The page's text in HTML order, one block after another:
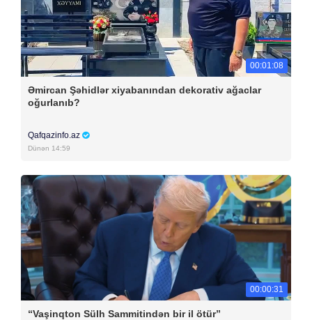
00:01:08
Əmircan Şəhidlər xiyabanından dekorativ ağaclar
oğurlanıb?
Qafqazinfo.az
Dünən 14:59
00:00:31
“Vaşinqton Sülh Sammitindən bir il ötür”